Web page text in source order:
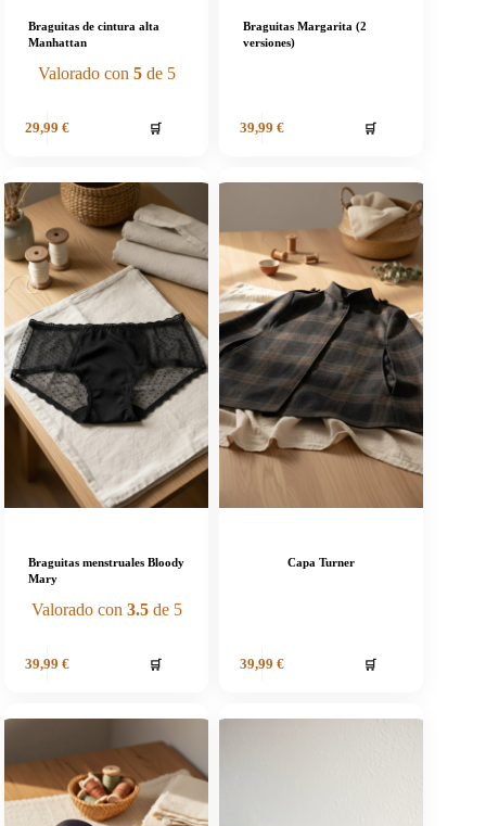
Braguitas de cintura alta
Manhattan
Valorado con 5de 5
29,99 € 🛒
Braguitas Margarita (2
versiones)
39,99 € 🛒
Braguitas menstruales Bloody
Mary
Valorado con 3.5de 5
39,99 € 🛒
Capa Turner
39,99 € 🛒